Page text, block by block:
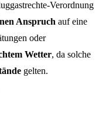
Verordnung
Anspruch auf eine
oder
Wetter, da solche
gelten.